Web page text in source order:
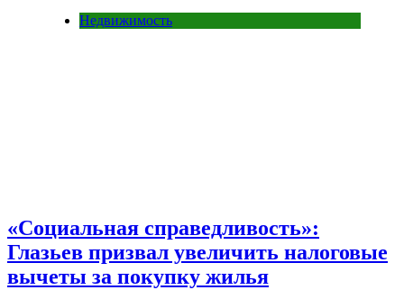
Недвижимость
«Социальная справедливость»:
Глазьев призвал увеличить налоговые
вычеты за покупку жилья